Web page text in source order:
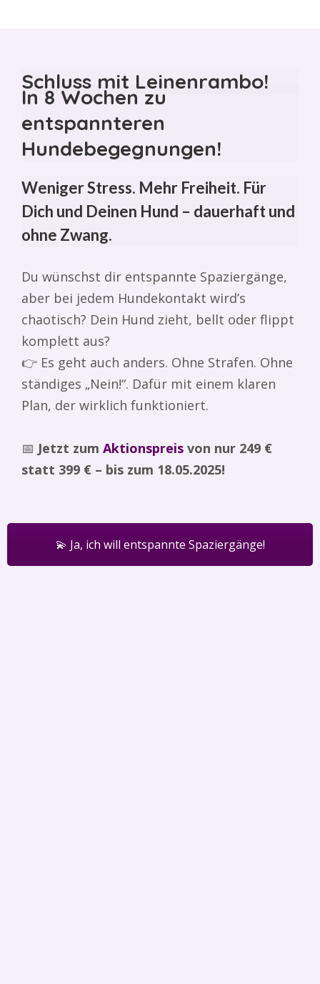
Schluss mit Leinenrambo!
In 8 Wochen zu
entspannteren
Hundebegegnungen!
Weniger Stress. Mehr Freiheit. Für
Dich und Deinen Hund – dauerhaft und
ohne Zwang.
Du wünschst dir entspannte Spaziergänge,
aber bei jedem Hundekontakt wird’s
chaotisch? Dein Hund zieht, bellt oder flippt
komplett aus?
👉 Es geht auch anders. Ohne Strafen. Ohne
ständiges „Nein!“. Dafür mit einem klaren
Plan, der wirklich funktioniert.
📅 Jetzt zum Aktionspreis von nur 249 €
statt 399 € – bis zum 18.05.2025!
💫 Ja, ich will entspannte Spaziergänge!